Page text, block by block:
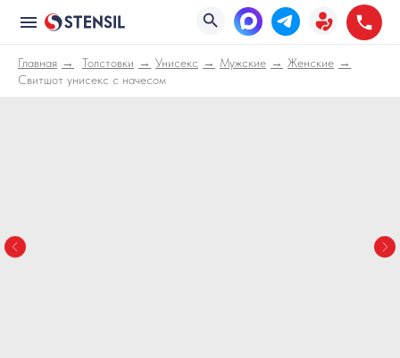
Главная Толстовки Унисекс Мужские
Женские
Свитшот унисекс с начесом